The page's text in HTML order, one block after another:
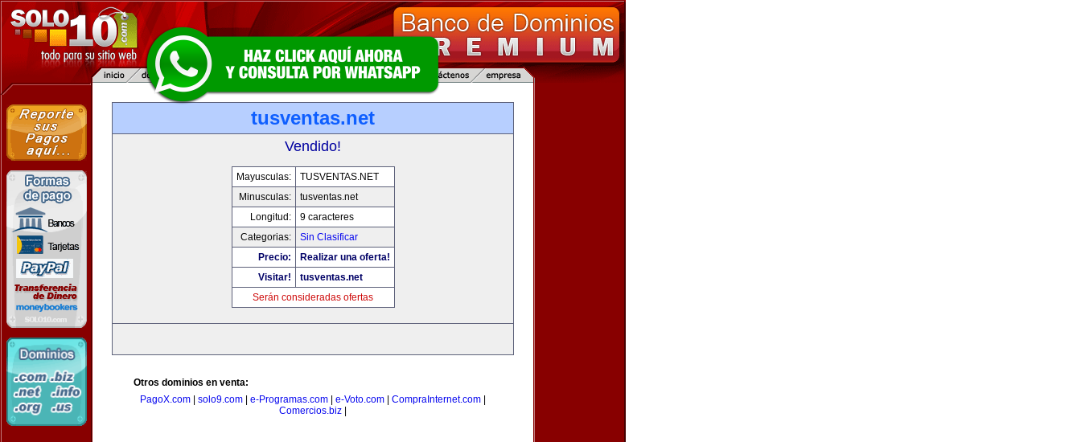
tusventas.net
Vendido!
Mayusculas:
TUSVENTAS.NET
Minusculas:
tusventas.net
Longitud:
9 caracteres
Categorias:
Sin Clasificar
Precio:
Realizar una oferta!
Visitar!
tusventas.net
Serán consideradas ofertas
Otros dominios en venta:
PagoX.com
solo9.com e-Programas.com e-Voto.com CompraInternet.com
Comercios.biz